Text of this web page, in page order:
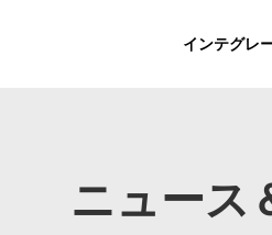
インテグレ
ニュース